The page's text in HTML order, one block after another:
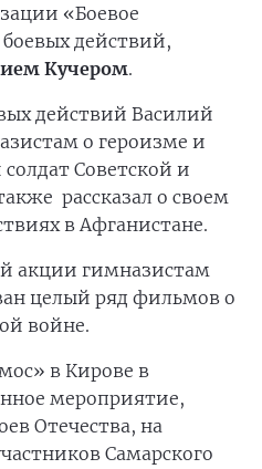
«Боевое
действий,
Кучером.
действий Василий
о героизме и
Советской и
рассказал о своем
в Афганистане.
акции гимназистам
целый ряд фильмов о
войне.
в Кирове в
мероприятие,
Отечества, на
Самарского